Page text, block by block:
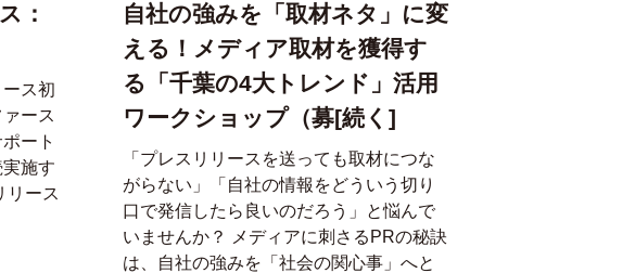
：
ス初
ース
ート
施す
リース
自社の強みを「取材ネタ」に変
える！メディア取材を獲得す
る「千葉の4大トレンド」活用
ワークショップ（募[続く]
「プレスリリースを送っても取材につな
がらない」「自社の情報をどういう切り
口で発信したら良いのだろう」と悩んで
いませんか？ メディアに刺さるPRの秘訣
は、自社の強みを「社会の関心事」へと